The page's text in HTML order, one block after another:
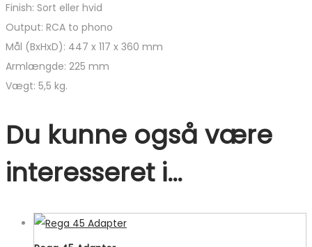
Finish: Sort eller hvid
Output: RCA to phono
Mål (BxHxD): 447 x 117 x 360 mm
Armlængde: 225 mm
Vægt: 5,5 kg.
Du kunne også være
interesseret i…